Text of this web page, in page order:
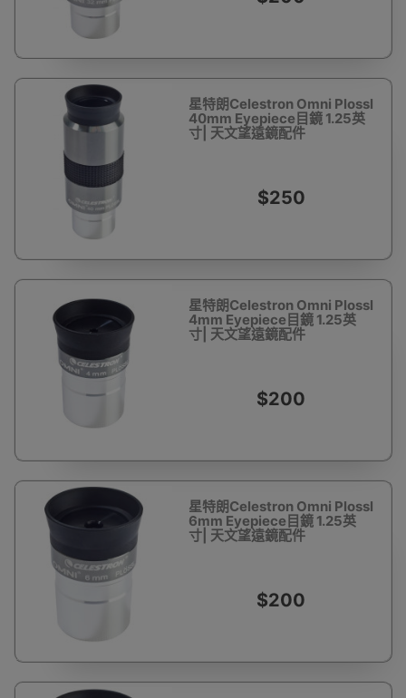
星特朗Celestron Omni Plossl
40mm Eyepiece目鏡 1.25英
寸| 天文望遠鏡配件
$250
星特朗Celestron Omni Plossl
4mm Eyepiece目鏡 1.25英
寸| 天文望遠鏡配件
$200
星特朗Celestron Omni Plossl
6mm Eyepiece目鏡 1.25英
寸| 天文望遠鏡配件
$200